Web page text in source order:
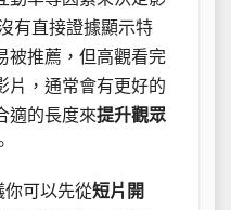
有直接證據顯示特
被推薦，但高觀看完
片，通常會有更好的
適的長度來提升觀眾
你可以先從短片開